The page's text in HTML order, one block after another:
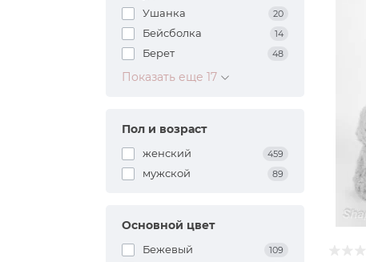
Ушанка 20
Бейсболка 14
Берет 48
Показать еще 17
Пол и возраст
женский 459
мужской 89
Основной цвет
Бежевый 109